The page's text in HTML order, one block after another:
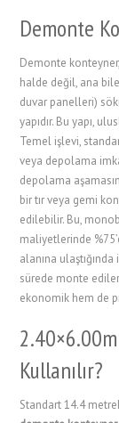
Demonte
Demonte
halde değil, ana
duvar panelleri)
yapıdır. Bu yapı,
Temel işlevi,
veya depolama
depolama
bir tır veya gemi
edilebilir. Bu,
maliyetlerinde
alanına
sürede monte
ekonomik hem de
Kullanılır?
Standart 14.4